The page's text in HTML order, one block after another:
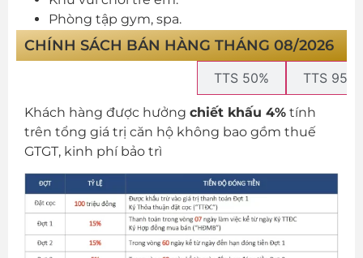
Phòng tập gym, spa.
Bể bơi
Bể bơi tầng 5
Lounge
Coffee
Lobby
Shophouse
Phòng tập Gym
Kidzone
Nhà hàng
CHÍNH SÁCH BÁN HÀNG THÁNG 08/2026
TTS 50% TTS 95%
Khách hàng được hưởng chiết khấu 4% tính
trên tổng giá trị căn hộ không bao gồm thuế
GTGT, kinh phí bảo trì